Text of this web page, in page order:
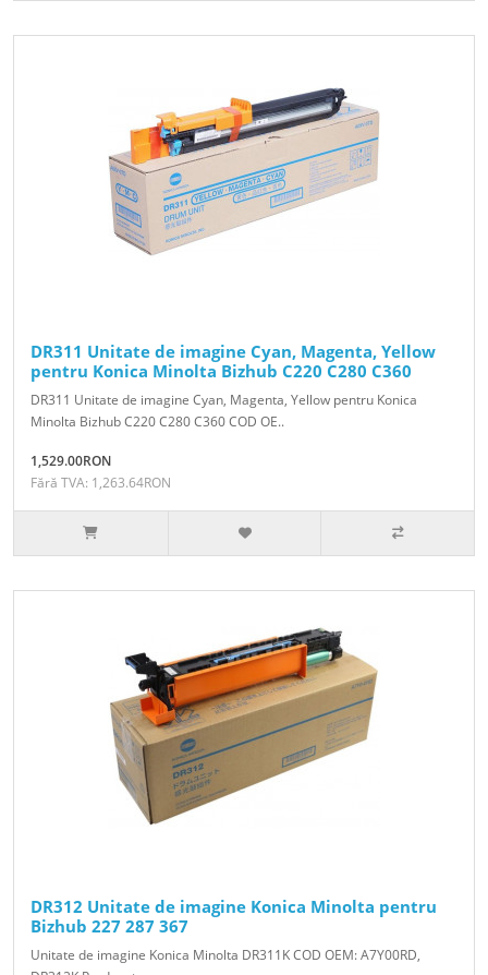
DR311 Unitate de imagine Cyan, Magenta, Yellow
pentru Konica Minolta Bizhub C220 C280 C360
DR311 Unitate de imagine Cyan, Magenta, Yellow pentru Konica
Minolta Bizhub C220 C280 C360 COD OE..
1,529.00RON
Fără TVA: 1,263.64RON
DR312 Unitate de imagine Konica Minolta pentru
Bizhub 227 287 367
Unitate de imagine Konica Minolta DR311K COD OEM: A7Y00RD,